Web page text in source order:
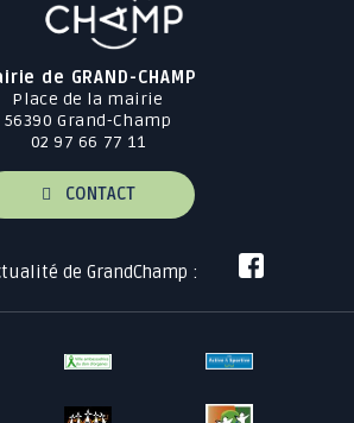
de GRAND-CHAMP
Place de la mairie
56390 Grand-Champ
02 97 66 77 11
CONTACT
de GrandChamp :